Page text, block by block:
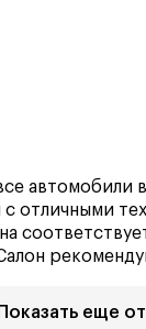
автомобили
с отличными
Показать еще